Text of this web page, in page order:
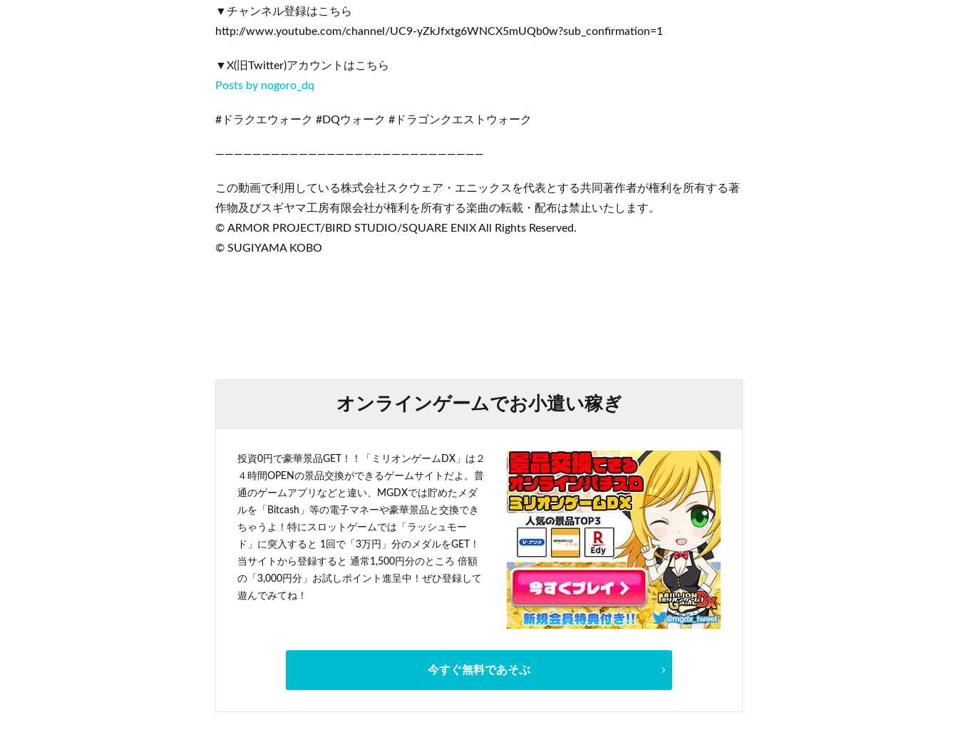
▼チャンネル登録はこちら
http://www.youtube.com/channel/UC9-yZkJfxtg6WNCX5mUQb0w?sub_confirmation=1
▼X(旧Twitter)アカウントはこちら
Posts by nogoro_dq
#ドラクエウォーク #DQウォーク #ドラゴンクエストウォーク
—————————————————————————————
この動画で利用している株式会社スクウェア・エニックスを代表とする共同著作者が権利を所有する著
作物及びスギヤマ工房有限会社が権利を所有する楽曲の転載・配布は禁止いたします。
© ARMOR PROJECT/BIRD STUDIO/SQUARE ENIX All Rights Reserved.
© SUGIYAMA KOBO
オンラインゲームでお小遣い稼ぎ
投資0円で豪華景品GET！！「ミリオンゲームDX」は２
４時間OPENの景品交換ができるゲームサイトだよ。普
通のゲームアプリなどと違い、MGDXでは貯めたメダ
ルを「Bitcash」等の電子マネーや豪華景品と交換でき
ちゃうよ！特にスロットゲームでは「ラッシュモー
ド」に突入すると 1回で「3万円」分のメダルをGET！
当サイトから登録すると 通常1,500円分のところ 倍額
の「3,000円分」お試しポイント進呈中！ぜひ登録して
遊んでみてね！
今すぐ無料であそぶ